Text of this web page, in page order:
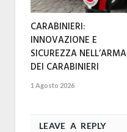
CARABINIERI:
INNOVAZIONE E
SICUREZZA NELL’ARMA
DEI CARABINIERI
1 Agosto 2026
LEAVE A REPLY